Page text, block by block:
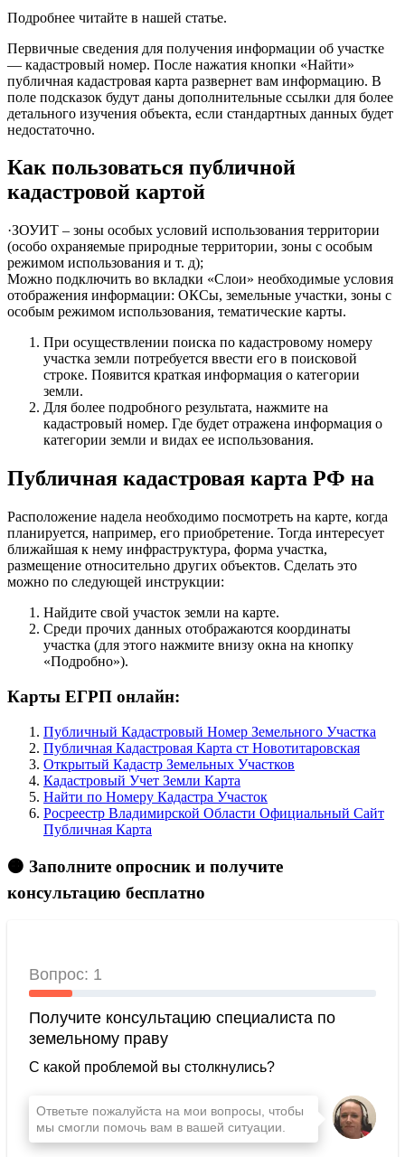
Подробнее читайте в нашей статье.
Первичные сведения для получения информации об участке
— кадастровый номер. После нажатия кнопки «Найти»
публичная кадастровая карта развернет вам информацию. В
поле подсказок будут даны дополнительные ссылки для более
детального изучения объекта, если стандартных данных будет
недостаточно.
Как пользоваться публичной
кадастровой картой
·ЗОУИТ – зоны особых условий использования территории
(особо охраняемые природные территории, зоны с особым
режимом использования и т. д);
Можно подключить во вкладки «Слои» необходимые условия
отображения информации: ОКСы, земельные участки, зоны с
особым режимом использования, тематические карты.
При осуществлении поиска по кадастровому номеру
участка земли потребуется ввести его в поисковой
строке. Появится краткая информация о категории
земли.
Для более подробного результата, нажмите на
кадастровый номер. Где будет отражена информация о
категории земли и видах ее использования.
Публичная кадастровая карта РФ на
Расположение надела необходимо посмотреть на карте, когда
планируется, например, его приобретение. Тогда интересует
ближайшая к нему инфраструктура, форма участка,
размещение относительно других объектов. Сделать это
можно по следующей инструкции:
Найдите свой участок земли на карте.
Среди прочих данных отображаются координаты
участка (для этого нажмите внизу окна на кнопку
«Подробно»).
Карты ЕГРП онлайн:
Публичный Кадастровый Номер Земельного Участка
Публичная Кадастровая Карта ст Новотитаровская
Открытый Кадастр Земельных Участков
Кадастровый Учет Земли Карта
Найти по Номеру Кадастра Участок
Росреестр Владимирской Области Официальный Сайт
Публичная Карта
🟠 Заполните опросник и получите
консультацию бесплатно